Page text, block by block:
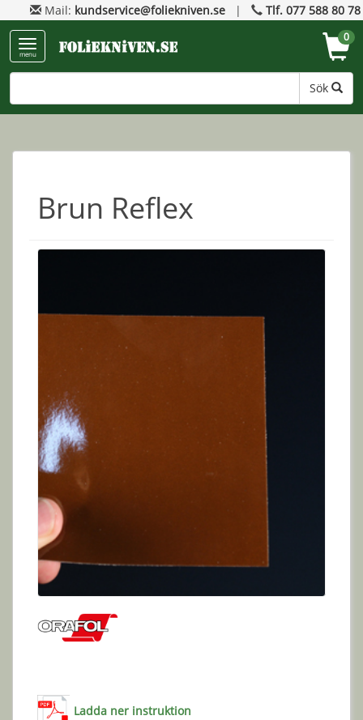
Mail: kundservice@foliekniven.se | Tlf. 077 588 80 78
menu
Sök
0
Brun Reflex
Ladda ner instruktion